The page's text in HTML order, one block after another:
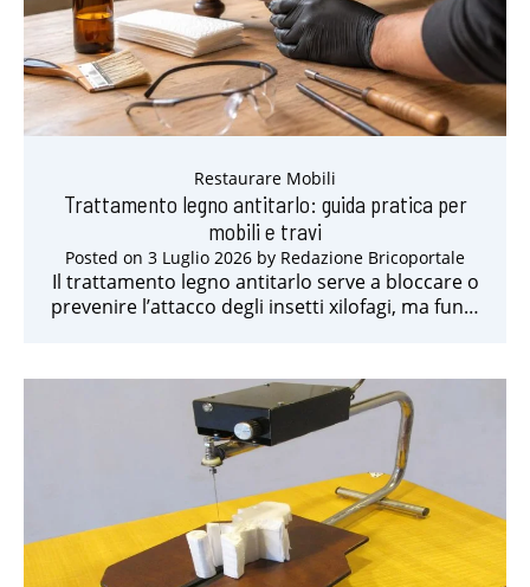
Restaurare Mobili
Trattamento legno antitarlo: guida pratica per
mobili e travi
Posted on 3 Luglio 2026 by Redazione Bricoportale
Il trattamento legno antitarlo serve a bloccare o
prevenire l’attacco degli insetti xilofagi, ma fun…